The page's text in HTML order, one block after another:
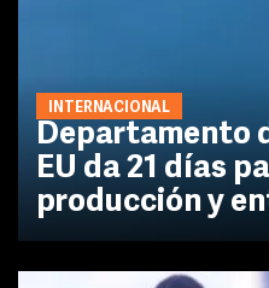
INTERNACIONAL
Departamento
EU da 21 días
producción y